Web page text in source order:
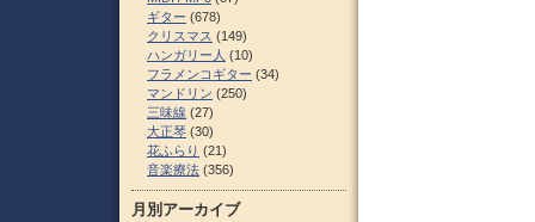
ギター (678)
クリスマス (149)
ハンガリー人 (10)
フラメンコギター (34)
マンドリン (250)
三味線 (27)
大正琴 (30)
花ふらり (21)
音楽療法 (356)
月別アーカイブ